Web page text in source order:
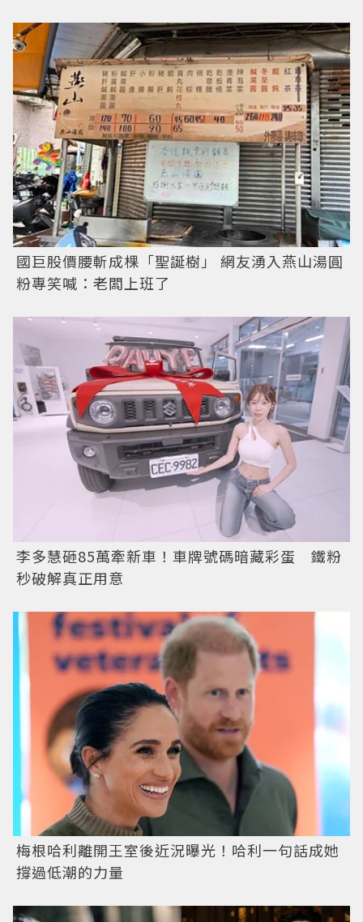
國巨股價腰斬成棵「聖誕樹」 網友湧入燕山湯圓
粉專笑喊：老闆上班了
李多慧砸85萬牽新車！車牌號碼暗藏彩蛋 鐵粉
秒破解真正用意
梅根哈利離開王室後近況曝光！哈利一句話成她
撐過低潮的力量